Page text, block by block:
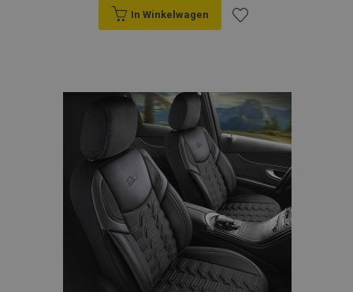
In Winkelwagen
aan
verlanglijst